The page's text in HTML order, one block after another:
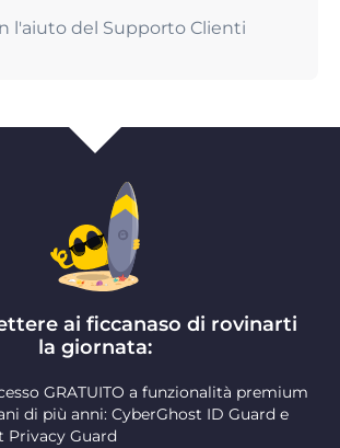
l'aiuto del Supporto Clienti
ai ficcanaso di rovinarti
la giornata:
GRATUITO a funzionalità premium
di più anni: CyberGhost ID Guard e
Privacy Guard